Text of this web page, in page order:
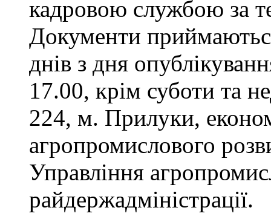
кадровою службою за
Документи
днів з дня
17.00, крім суботи та
224, м. Прилуки,
агропромислового
Управління
райдержадміністрації.